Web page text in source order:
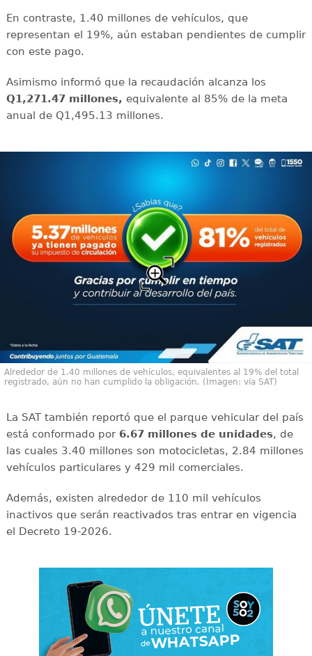
En contraste, 1.40 millones de vehículos, que
representan el 19%, aún estaban pendientes de cumplir
con este pago.
Asimismo informó que la recaudación alcanza los
Q1,271.47 millones, equivalente al 85% de la meta
anual de Q1,495.13 millones.
Alrededor de 1.40 millones de vehículos, equivalentes al 19% del total
registrado, aún no han cumplido la obligación. (Imagen: vía SAT)
La SAT también reportó que el parque vehicular del país
está conformado por 6.67 millones de unidades, de
las cuales 3.40 millones son motocicletas, 2.84 millones
vehículos particulares y 429 mil comerciales.
Además, existen alrededor de 110 mil vehículos
inactivos que serán reactivados tras entrar en vigencia
el Decreto 19-2026.